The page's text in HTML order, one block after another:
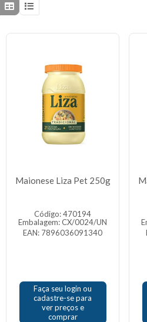
Maionese Liza Pet 250g
Código: 470194
Embalagem: CX/0024/UN
EAN: 7896036091340
Faça seu login ou
cadastre-se para
ver preços e
comprar